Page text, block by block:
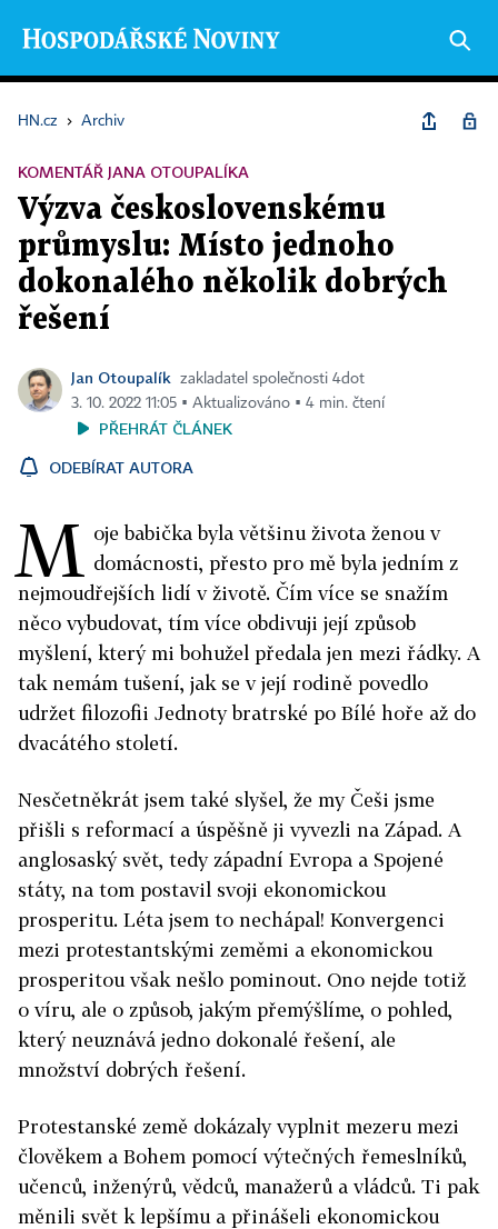
HN.cz › Archiv
KOMENTÁŘ JANA OTOUPALÍKA
Výzva československému
průmyslu: Místo jednoho
dokonalého několik dobrých
řešení
Jan Otoupalík
zakladatel společnosti 4dot
3. 10. 2022 11:05 ▪ Aktualizováno ▪ 4 min. čtení
PŘEHRÁT ČLÁNEK
ODEBÍRAT AUTORA
M oje babička byla většinu života ženou v
domácnosti, přesto pro mě byla jedním z
nejmoudřejších lidí v životě. Čím více se snažím
něco vybudovat, tím více obdivuji její způsob
myšlení, který mi bohužel předala jen mezi řádky. A
tak nemám tušení, jak se v její rodině povedlo
udržet filozofii Jednoty bratrské po Bílé hoře až do
dvacátého století.
Nesčetněkrát jsem také slyšel, že my Češi jsme
přišli s reformací a úspěšně ji vyvezli na Západ. A
anglosaský svět, tedy západní Evropa a Spojené
státy, na tom postavil svoji ekonomickou
prosperitu. Léta jsem to nechápal! Konvergenci
mezi protestantskými zeměmi a ekonomickou
prosperitou však nešlo pominout. Ono nejde totiž
o víru, ale o způsob, jakým přemýšlíme, o pohled,
který neuznává jedno dokonalé řešení, ale
množství dobrých řešení.
Protestanské země dokázaly vyplnit mezeru mezi
člověkem a Bohem pomocí výtečných řemeslníků,
učenců, inženýrů, vědců, manažerů a vládců. Ti pak
měnili svět k lepšímu a přinášeli ekonomickou